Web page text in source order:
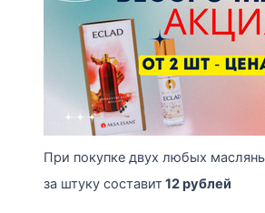
При покупке двух любых
за штуку составит 12 рублей